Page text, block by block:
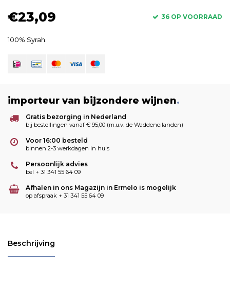
€23,09 36 OP VOORRAAD
100% Syrah.
importeur van bijzondere wijnen.
Gratis bezorging in Nederland
bij bestellingen vanaf € 95,00 (m.u.v. de Waddeneilanden)
Voor 16:00 besteld
binnen 2-3 werkdagen in huis
Persoonlijk advies
bel + 31 341 55 64 09
Afhalen in ons Magazijn in Ermelo is mogelijk
op afspraak + 31 341 55 64 09
Beschrijving